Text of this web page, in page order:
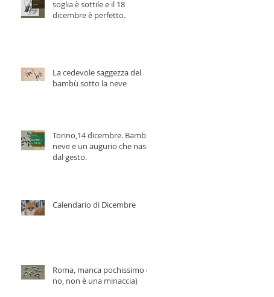
soglia è sottile e il 18
dicembre è perfetto.
La cedevole saggezza del
bambù sotto la neve
Torino,14 dicembre. Bambù,
neve e un augurio che nasce
dal gesto.
Calendario di Dicembre
Roma, manca pochissimo (e
no, non è una minaccia)